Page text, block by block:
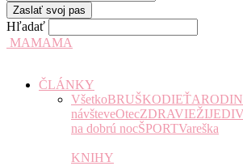
Hľadať
MAMAMA
ČLÁNKY
VšetkoBRUŠKODIEŤA
návšteveOtecZDRAVIEŽIJE
na dobrú nocŠPORTVareška
KNIHY